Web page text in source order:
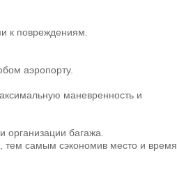
к повреждениям.
аэропорту.
маневренность и
организации багажа.
тем самым сэкономив место и время